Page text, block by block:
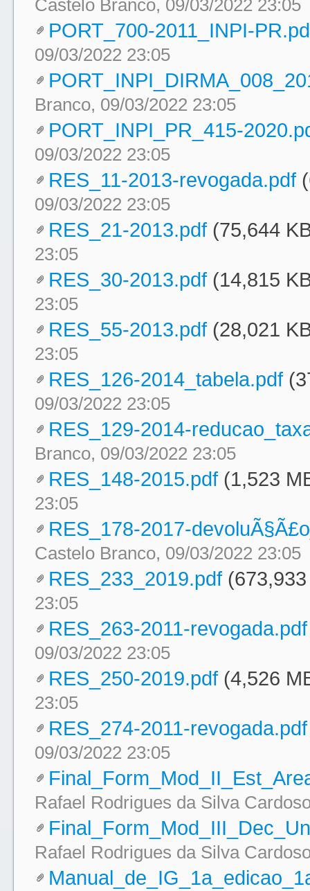
Castelo Branco, 09/03/2022 23:05
PORT_700-2011_INPI-
09/03/2022 23:05
Branco, 09/03/2022 23:05
PORT_INPI_PR_415-
09/03/2022 23:05
RES_11-2013-revogada.pdf
09/03/2022 23:05
RES_21-2013.pdf (75,644
23:05
RES_30-2013.pdf (14,815
23:05
RES_55-2013.pdf (28,021
23:05
RES_126-2014_tabela.pdf
09/03/2022 23:05
RES_129-2014-
Branco, 09/03/2022 23:05
RES_148-2015.pdf (1,523
23:05
RES_178-2017-
Castelo Branco, 09/03/2022 23:05
RES_233_2019.pdf
23:05
RES_263-2011-revogada.pdf
09/03/2022 23:05
RES_250-2019.pdf (4,526
23:05
RES_274-2011-revogada.pdf
09/03/2022 23:05
Rafael Rodrigues da Silva
Rafael Rodrigues da Silva